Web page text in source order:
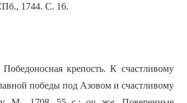
1744. С. 16.
Победоносная крепость. К счастливому
победы под Азовом и счастливому